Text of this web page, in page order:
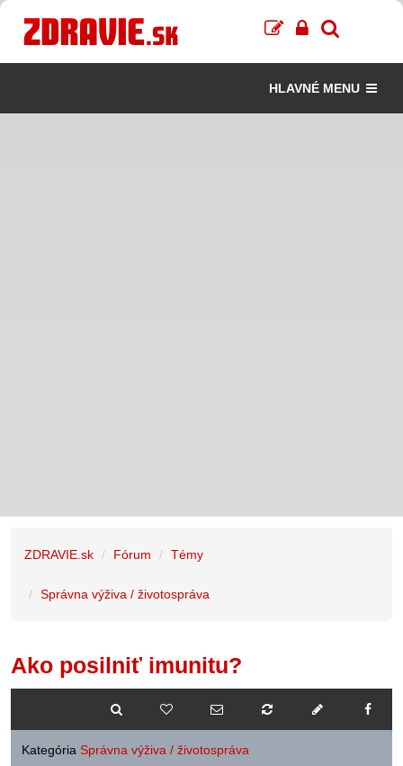
HLAVNÉ MENU
ZDRAVIE.sk Fórum Témy
Správna výživa / životospráva
Ako posilniť imunitu?
Kategória Správna výživa / životospráva